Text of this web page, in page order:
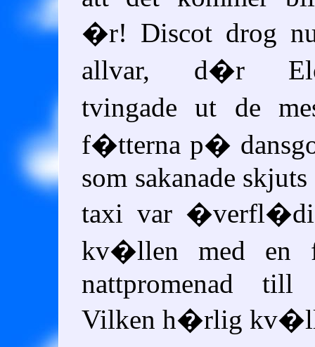
�r! Discot drog
allvar, d�r
tvingade ut de
f�tterna p�
som sakanade
taxi var
kv�llen med en
nattpromenad till
Vilken h�rlig